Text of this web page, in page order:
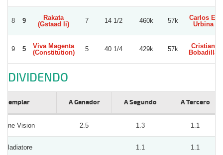
8 9
Rakata
(Gstaad Ii)
7 14 1/2 460k 57k
Carlos E.
Urbina
9 5
Viva Magenta
(Constitution)
5 40 1/4 429k 57k
Cristian
Bobadilla
DIVIDENDO
Ejemplar A Ganador A Segundo A Tercero
One Vision 2.5 1.3 1.1
Gladiatore 1.1 1.1